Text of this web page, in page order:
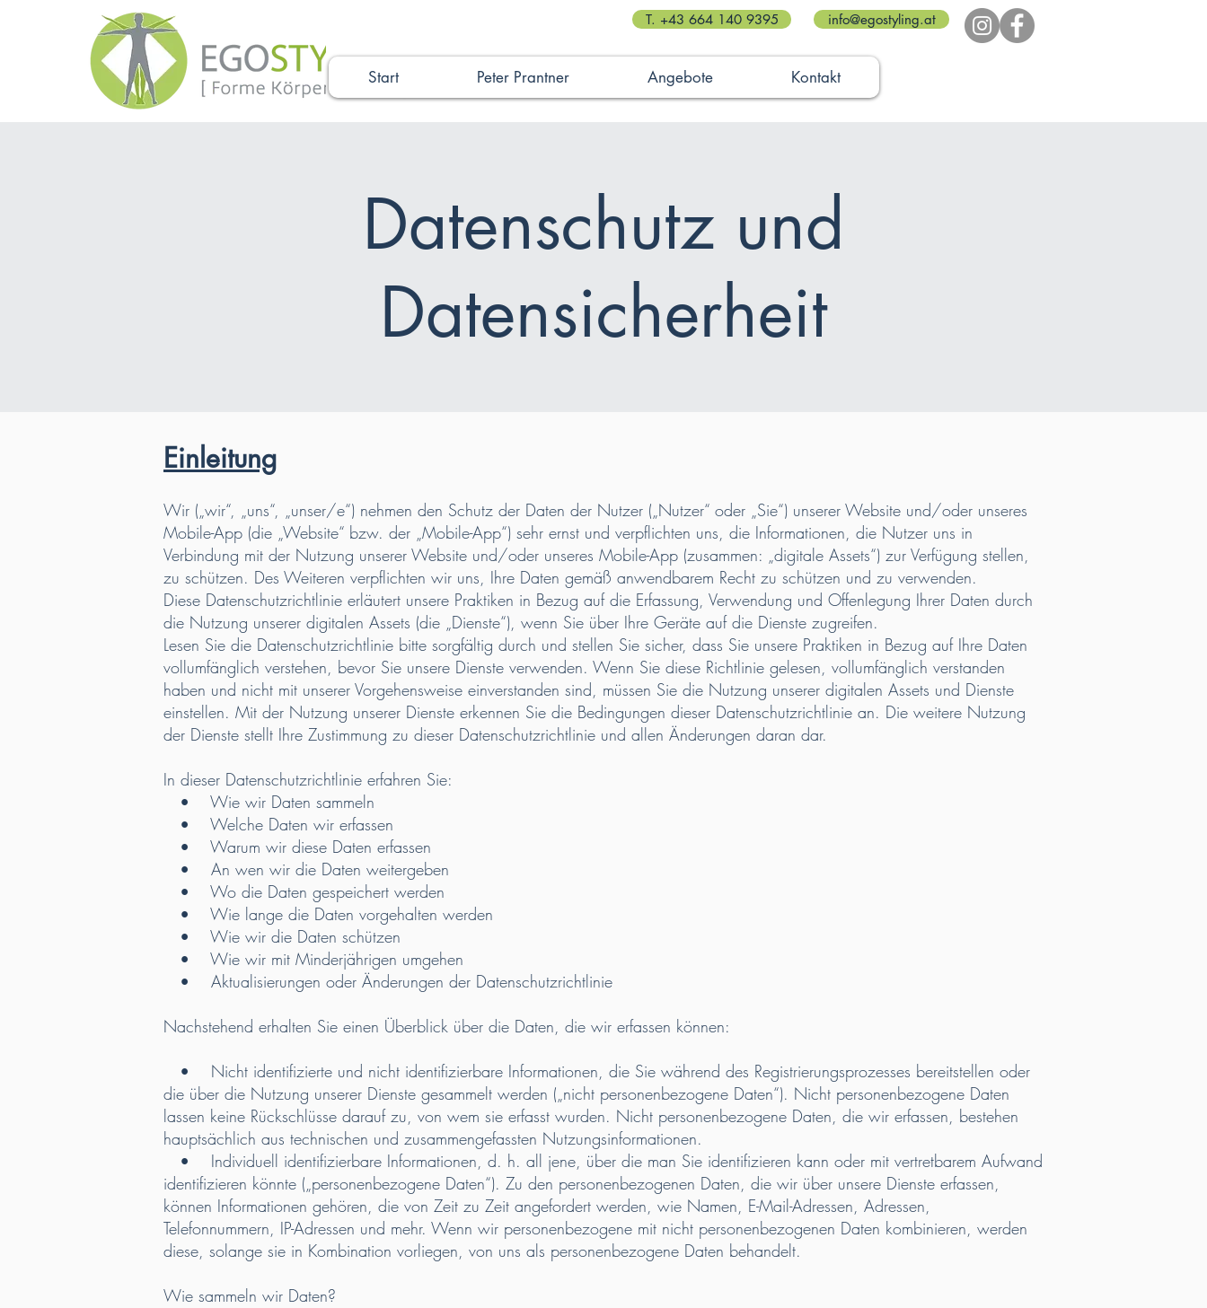
T. +43 664 140 9395 info@egostyling.at
Start Peter Prantner Angebote Kontakt
Datenschutz und
Datensicherheit
Einleitung
Wir („wir“, „uns“, „unser/e“) nehmen den Schutz der Daten der Nutzer („Nutzer“ oder „Sie“) unserer Website und/oder unseres
Mobile-App (die „Website“ bzw. der „Mobile-App“) sehr ernst und verpflichten uns, die Informationen, die Nutzer uns in
Verbindung mit der Nutzung unserer Website und/oder unseres Mobile-App (zusammen: „digitale Assets“) zur Verfügung stellen,
zu schützen. Des Weiteren verpflichten wir uns, Ihre Daten gemäß anwendbarem Recht zu schützen und zu verwenden.
Diese Datenschutzrichtlinie erläutert unsere Praktiken in Bezug auf die Erfassung, Verwendung und Offenlegung Ihrer Daten durch
die Nutzung unserer digitalen Assets (die „Dienste“), wenn Sie über Ihre Geräte auf die Dienste zugreifen.
Lesen Sie die Datenschutzrichtlinie bitte sorgfältig durch und stellen Sie sicher, dass Sie unsere Praktiken in Bezug auf Ihre Daten
vollumfänglich verstehen, bevor Sie unsere Dienste verwenden. Wenn Sie diese Richtlinie gelesen, vollumfänglich verstanden
haben und nicht mit unserer Vorgehensweise einverstanden sind, müssen Sie die Nutzung unserer digitalen Assets und Dienste
einstellen. Mit der Nutzung unserer Dienste erkennen Sie die Bedingungen dieser Datenschutzrichtlinie an. Die weitere Nutzung
der Dienste stellt Ihre Zustimmung zu dieser Datenschutzrichtlinie und allen Änderungen daran dar.
In dieser Datenschutzrichtlinie erfahren Sie:
• Wie wir Daten sammeln
• Welche Daten wir erfassen
• Warum wir diese Daten erfassen
• An wen wir die Daten weitergeben
• Wo die Daten gespeichert werden
• Wie lange die Daten vorgehalten werden
• Wie wir die Daten schützen
• Wie wir mit Minderjährigen umgehen
• Aktualisierungen oder Änderungen der Datenschutzrichtlinie
Nachstehend erhalten Sie einen Überblick über die Daten, die wir erfassen können:
• Nicht identifizierte und nicht identifizierbare Informationen, die Sie während des Registrierungsprozesses bereitstellen oder
die über die Nutzung unserer Dienste gesammelt werden („nicht personenbezogene Daten“). Nicht personenbezogene Daten
lassen keine Rückschlüsse darauf zu, von wem sie erfasst wurden. Nicht personenbezogene Daten, die wir erfassen, bestehen
hauptsächlich aus technischen und zusammengefassten Nutzungsinformationen.
• Individuell identifizierbare Informationen, d. h. all jene, über die man Sie identifizieren kann oder mit vertretbarem Aufwand
identifizieren könnte („personenbezogene Daten“). Zu den personenbezogenen Daten, die wir über unsere Dienste erfassen,
können Informationen gehören, die von Zeit zu Zeit angefordert werden, wie Namen, E-Mail-Adressen, Adressen,
Telefonnummern, IP-Adressen und mehr. Wenn wir personenbezogene mit nicht personenbezogenen Daten kombinieren, werden
diese, solange sie in Kombination vorliegen, von uns als personenbezogene Daten behandelt.
Wie sammeln wir Daten?